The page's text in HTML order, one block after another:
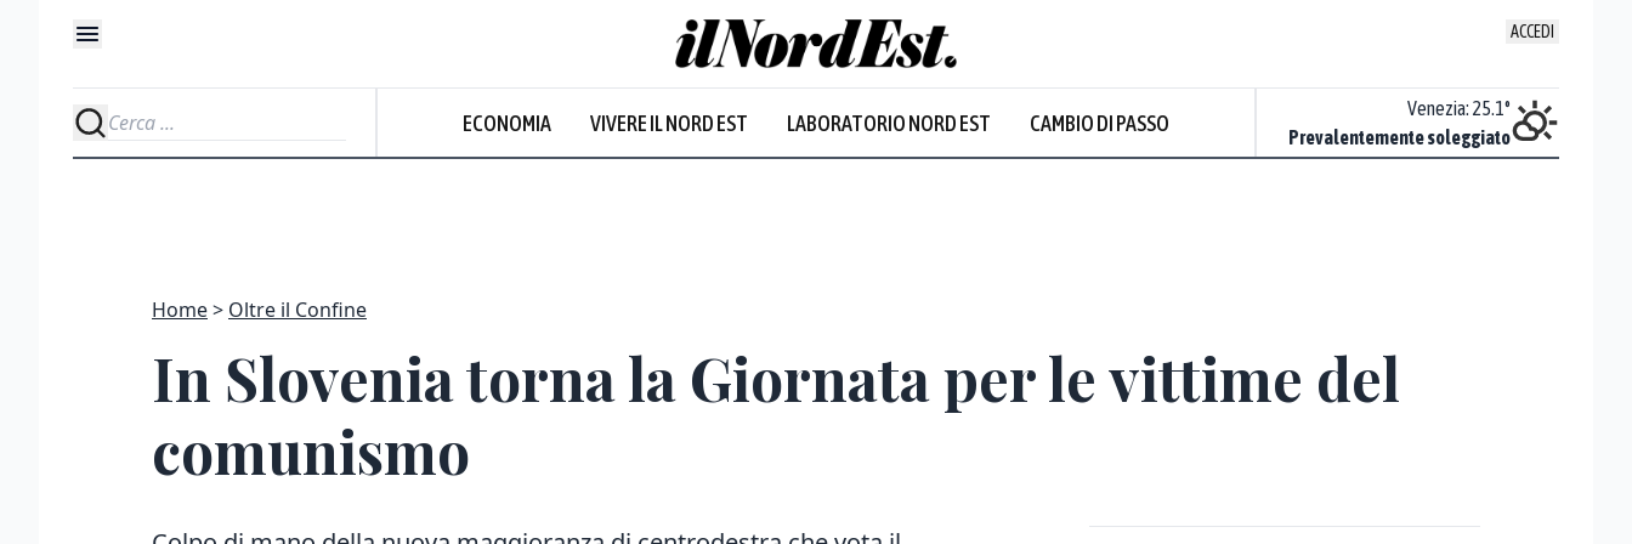
ACCEDI
ECONOMIA VIVERE IL NORD EST LABORATORIO NORD EST CAMBIO DI PASSO
Prevalentemente soleggiato
Venezia: 25.1°
Prevalentemente soleggiato
Home Oltre il Confine
In Slovenia torna la Giornata per le vittime del
comunismo